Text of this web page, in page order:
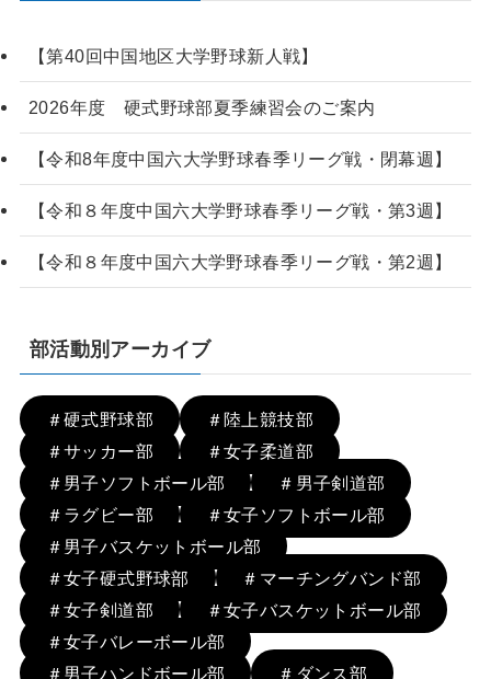
【第40回中国地区大学野球新人戦】
2026年度 硬式野球部夏季練習会のご案内
【令和8年度中国六大学野球春季リーグ戦・閉幕週】
【令和８年度中国六大学野球春季リーグ戦・第3週】
【令和８年度中国六大学野球春季リーグ戦・第2週】
部活動別アーカイブ
＃硬式野球部
＃陸上競技部
＃サッカー部
＃女子柔道部
＃男子ソフトボール部
＃男子剣道部
＃ラグビー部
＃女子ソフトボール部
＃男子バスケットボール部
＃女子硬式野球部
＃マーチングバンド部
＃女子剣道部
＃女子バスケットボール部
＃女子バレーボール部
＃男子ハンドボール部
＃ダンス部